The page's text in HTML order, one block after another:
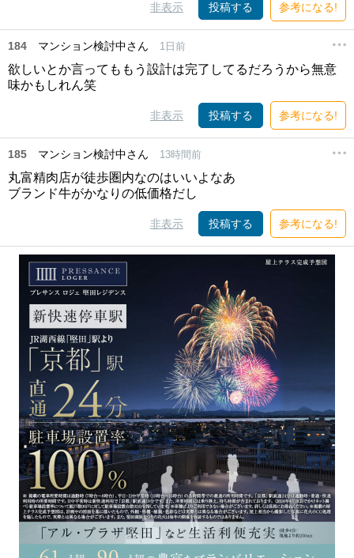
非表示 投稿する 参考になる!
184 マンション検討中さん 1日前
欲しいとか言ってももう設計は完了してるだろうから無意
味かもしれん笑
非表示 投稿する 参考になる!
185 マンション検討中さん 13時間前
丸富精肉店が徒歩圏内なのはいいよなあ
ブランド牛がかなりの低価格だし
非表示 投稿する 参考になる!